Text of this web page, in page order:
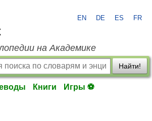
EN DE ES FR
на Академике
Найти!
Книги Игры ⚽